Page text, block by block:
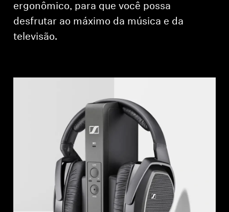
ergonômico, para que você possa
desfrutar ao máximo da música e da
televisão.